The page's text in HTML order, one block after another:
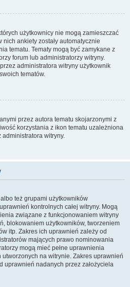
użytkownicy nie mogą zamieszczać
ankiety zostały automatycznie
tematu. Tematy mogą być zamykane z
forum lub administratorzy witryny.
administratora witryny użytkownik
tematów.
przez autora tematu skojarzonymi z
korzystania z ikon tematu uzależniona
witryny.
też grupami użytkowników
kontrolnych całej witryny. Mogą
związane z funkcjonowaniem witryny
blokowaniem użytkowników, tworzeniem
itp. Zakres ich uprawnień zależy od
mających prawo nominowania
mogą mieć pełne uprawnienia
na witrynie. Zakres uprawnień
uprawnień nadanych przez założyciela